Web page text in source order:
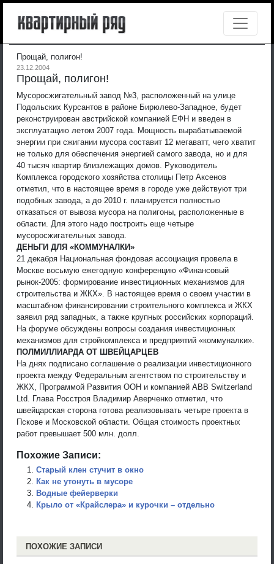
Прощай, полигон!
23.12.2004
Прощай, полигон!
Мусоросжигательный завод №3, расположенный на улице
Подольских Курсантов в районе Бирюлево-Западное, будет
реконструирован австрийской компанией ЕФН и введен в
эксплуатацию летом 2007 года. Мощность вырабатываемой
энергии при сжигании мусора составит 12 мегаватт, чего хватит
не только для обеспечения энергией самого завода, но и для
40 тысяч квартир близлежащих домов. Руководитель
Комплекса городского хозяйства столицы Петр Аксенов
отметил, что в настоящее время в городе уже действуют три
подобных завода, а до 2010 г. планируется полностью
отказаться от вывоза мусора на полигоны, расположенные в
области. Для этого надо построить еще четыре
мусоросжигательных завода.
ДЕНЬГИ ДЛЯ «КОММУНАЛКИ»
21 декабря Национальная фондовая ассоциация провела в
Москве восьмую ежегодную конференцию «Финансовый
рынок-2005: формирование инвестиционных механизмов для
строительства и ЖКХ». В настоящее время о своем участии в
масштабном финансировании строительного комплекса и ЖКХ
заявил ряд западных, а также крупных российских корпораций.
На форуме обсуждены вопросы создания инвестиционных
механизмов для стройкомплекса и предприятий «коммуналки».
ПОЛМИЛЛИАРДА ОТ ШВЕЙЦАРЦЕВ
На днях подписано соглашение о реализации инвестиционного
проекта между Федеральным агентством по строительству и
ЖКХ, Программой Развития ООН и компанией ABB Switzerland
Ltd. Глава Росстроя Владимир Аверченко отметил, что
швейцарская сторона готова реализовывать четыре проекта в
Пскове и Московской области. Общая стоимость проектных
работ превышает 500 млн. долл.
Похожие Записи:
Старый клен стучит в окно
Как не утонуть в мусоре
Водные фейерверки
Крыло от «Крайслера» и курочки – отдельно
ПОХОЖИЕ ЗАПИСИ